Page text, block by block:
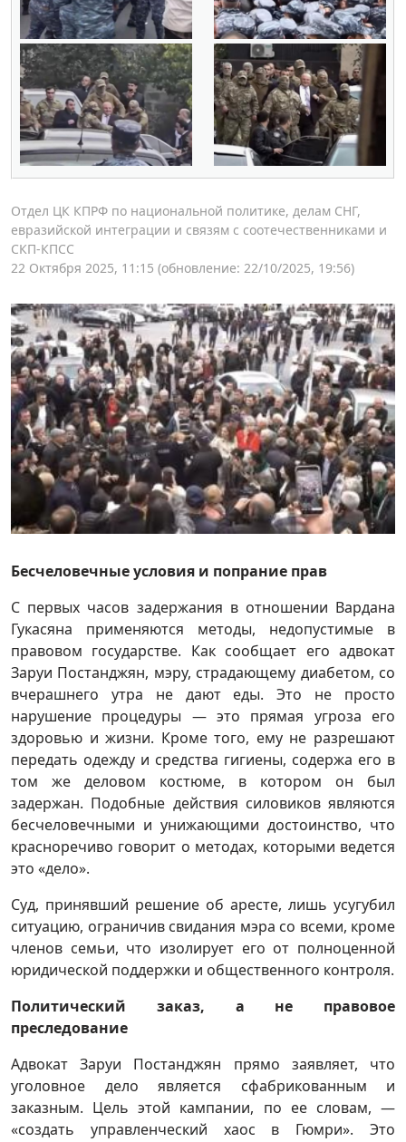
Отдел ЦК КПРФ по национальной политике, делам СНГ,
евразийской интеграции и связям с соотечественниками и
СКП-КПСС
22 Октября 2025, 11:15 (обновление: 22/10/2025, 19:56)
Бесчеловечные условия и попрание прав
С первых часов задержания в отношении Вардана
Гукасяна применяются методы, недопустимые в
правовом государстве. Как сообщает его адвокат
Заруи Постанджян, мэру, страдающему диабетом, со
вчерашнего утра не дают еды. Это не просто
нарушение процедуры — это прямая угроза его
здоровью и жизни. Кроме того, ему не разрешают
передать одежду и средства гигиены, содержа его в
том же деловом костюме, в котором он был
задержан. Подобные действия силовиков являются
бесчеловечными и унижающими достоинство, что
красноречиво говорит о методах, которыми ведется
это «дело».
Суд, принявший решение об аресте, лишь усугубил
ситуацию, ограничив свидания мэра со всеми, кроме
членов семьи, что изолирует его от полноценной
юридической поддержки и общественного контроля.
Политический заказ, а не правовое
преследование
Адвокат Заруи Постанджян прямо заявляет, что
уголовное дело является сфабрикованным и
заказным. Цель этой кампании, по ее словам, —
«создать управленческий хаос в Гюмри». Это